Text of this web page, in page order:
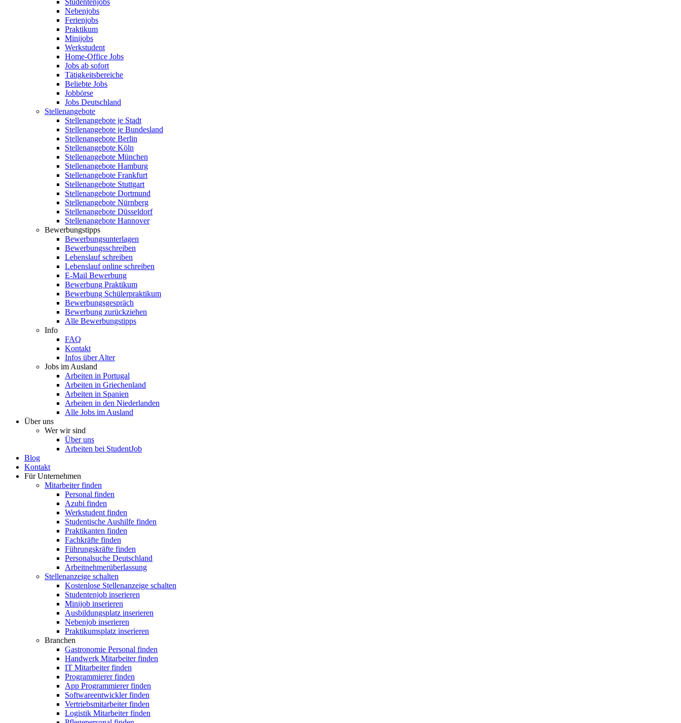
Studentenjobs
Nebenjobs
Ferienjobs
Praktikum
Minijobs
Werkstudent
Home-Office Jobs
Jobs ab sofort
Tätigkeitsbereiche
Beliebte Jobs
Jobbörse
Jobs Deutschland
Stellenangebote
Stellenangebote je Stadt
Stellenangebote je Bundesland
Stellenangebote Berlin
Stellenangebote Köln
Stellenangebote München
Stellenangebote Hamburg
Stellenangebote Frankfurt
Stellenangebote Stuttgart
Stellenangebote Dortmund
Stellenangebote Nürnberg
Stellenangebote Düsseldorf
Stellenangebote Hannover
Bewerbungstipps
Bewerbungsunterlagen
Bewerbungsschreiben
Lebenslauf schreiben
Lebenslauf online schreiben
E-Mail Bewerbung
Bewerbung Praktikum
Bewerbung Schülerpraktikum
Bewerbungsgespräch
Bewerbung zurückziehen
Alle Bewerbungstipps
Info
FAQ
Kontakt
Infos über Alter
Jobs im Ausland
Arbeiten in Portugal
Arbeiten in Griechenland
Arbeiten in Spanien
Arbeiten in den Niederlanden
Alle Jobs im Ausland
Über uns
Wer wir sind
Über uns
Arbeiten bei StudentJob
Blog
Kontakt
Für Unternehmen
Mitarbeiter finden
Personal finden
Azubi finden
Werkstudent finden
Studentische Aushilfe finden
Praktikanten finden
Fachkräfte finden
Führungskräfte finden
Personalsuche Deutschland
Arbeitnehmerüberlassung
Stellenanzeige schalten
Kostenlose Stellenanzeige schalten
Studentenjob inserieren
Minijob inserieren
Ausbildungsplatz inserieren
Nebenjob inserieren
Praktikumsplatz inserieren
Branchen
Gastronomie Personal finden
Handwerk Mitarbeiter finden
IT Mitarbeiter finden
Programmierer finden
App Programmierer finden
Softwareentwickler finden
Vertriebsmitarbeiter finden
Logistik Mitarbeiter finden